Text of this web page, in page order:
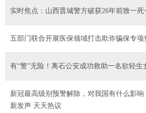
实时焦点：山西晋城警方破获26年前致一
五部门联合开展医保领域打击欺诈骗保专项
有“警”无险！离石公安成功救助一名欲轻生
新冠最高级别预警解除，对我国有什么影
新发声 天天热议